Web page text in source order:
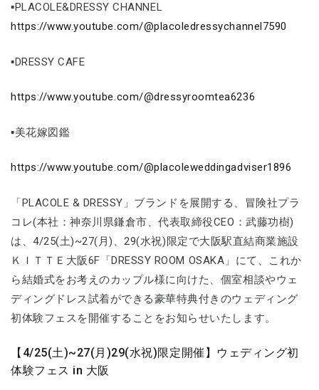
▪PLACOLE&DRESSY CHANNEL
https://www.youtube.com/@placoledressychannel7590
▪DRESSY CAFE
https://www.youtube.com/@dressyroomtea6236
▪美花嫁図鑑
https://www.youtube.com/@placoleweddingadviser1896
「PLACOLE & DRESSY」ブランドを展開する、冒険社プラ
コレ(本社：神奈川県鎌倉市、代表取締役CEO：武藤功樹)
は、4/25(土)~27(月)、29(水祝)限定で大阪駅直結商業施設
ＫＩＴＴＥ大阪6F「DRESSY ROOM OSAKA」にて、これか
ら結婚式をお考えのカップル様に向けた、個室相談やウェ
ディングドレス試着ができる豪華特典付きのウェディング
初体験フェスを開催することをお知らせいたします。
【4/25(土)~27(月)29(水祝)限定開催】ウェディング初
体験フェス in 大阪